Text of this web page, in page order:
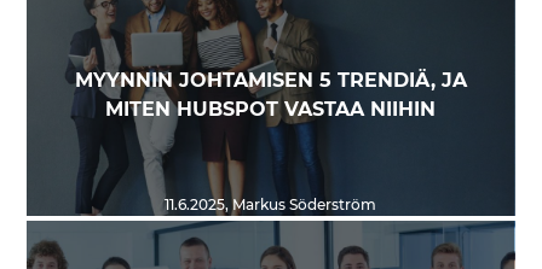
MYYNNIN JOHTAMISEN 5 TRENDIÄ, JA
MITEN HUBSPOT VASTAA NIIHIN
11.6.2025, Markus Söderström